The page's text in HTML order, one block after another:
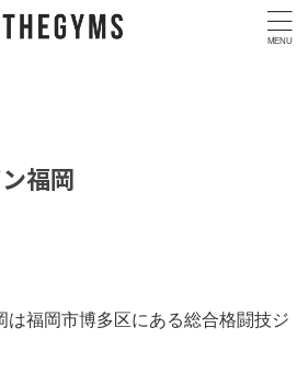
福岡
は福岡市博多区にある総合格闘技ジ